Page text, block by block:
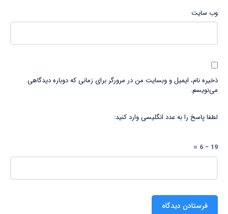
وب‌ سایت
ذخیره نام، ایمیل و وبسایت من در مرورگر برای زمانی که دوباره دیدگاهی
می‌نویسم.
لطفا پاسخ را به عدد انگلیسی وارد کنید:
19 − 6 =